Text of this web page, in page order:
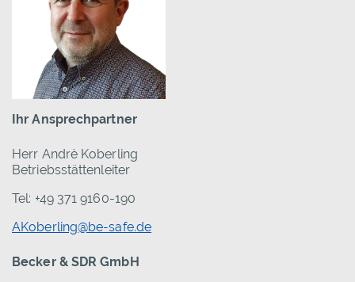
Ihr Ansprechpartner
Herr Andrè Koberling
Betriebsstättenleiter
Tel: +49 371 9160-190
AKoberling@be-safe.de
Becker & SDR GmbH